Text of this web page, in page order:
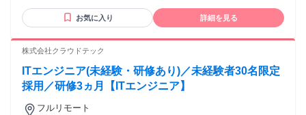
額支給) ■22:00以降深夜帯勤務分は法定通り時給の25%割増に
て給与計算 【お給与に関して】 ■当月末締めの、翌月末払い
となります。 ■入社日が月途中の場合は、初月は入社日～月
末までの日割り計算されたお給料でのお支払いとなります
理解し、共感を持った対応ができる方 ⚫ コンシェルジュスタ
イルの高品質なカスタマーサポートスキルがある方 ⚫ 状況に
ーズを先回りして把握・行動できる方 ⚫ 状況に応じた洗練さ
にふさわしいビジネスマナーがある方 ⚫ 深夜帯勤務が問題な
い方 ＜歓迎経験＞ ★3年以上のコールセンター経験がある方
方 ★ホテル、航空業界での業務経験がある方 ★プラチナカー
お気に入り 詳細を見る
株式会社クラウドテック
ITエンジニア(未経験・研修あり)／未経験者30名限定
採用／研修3ヵ月【ITエンジニア】
フルリモート